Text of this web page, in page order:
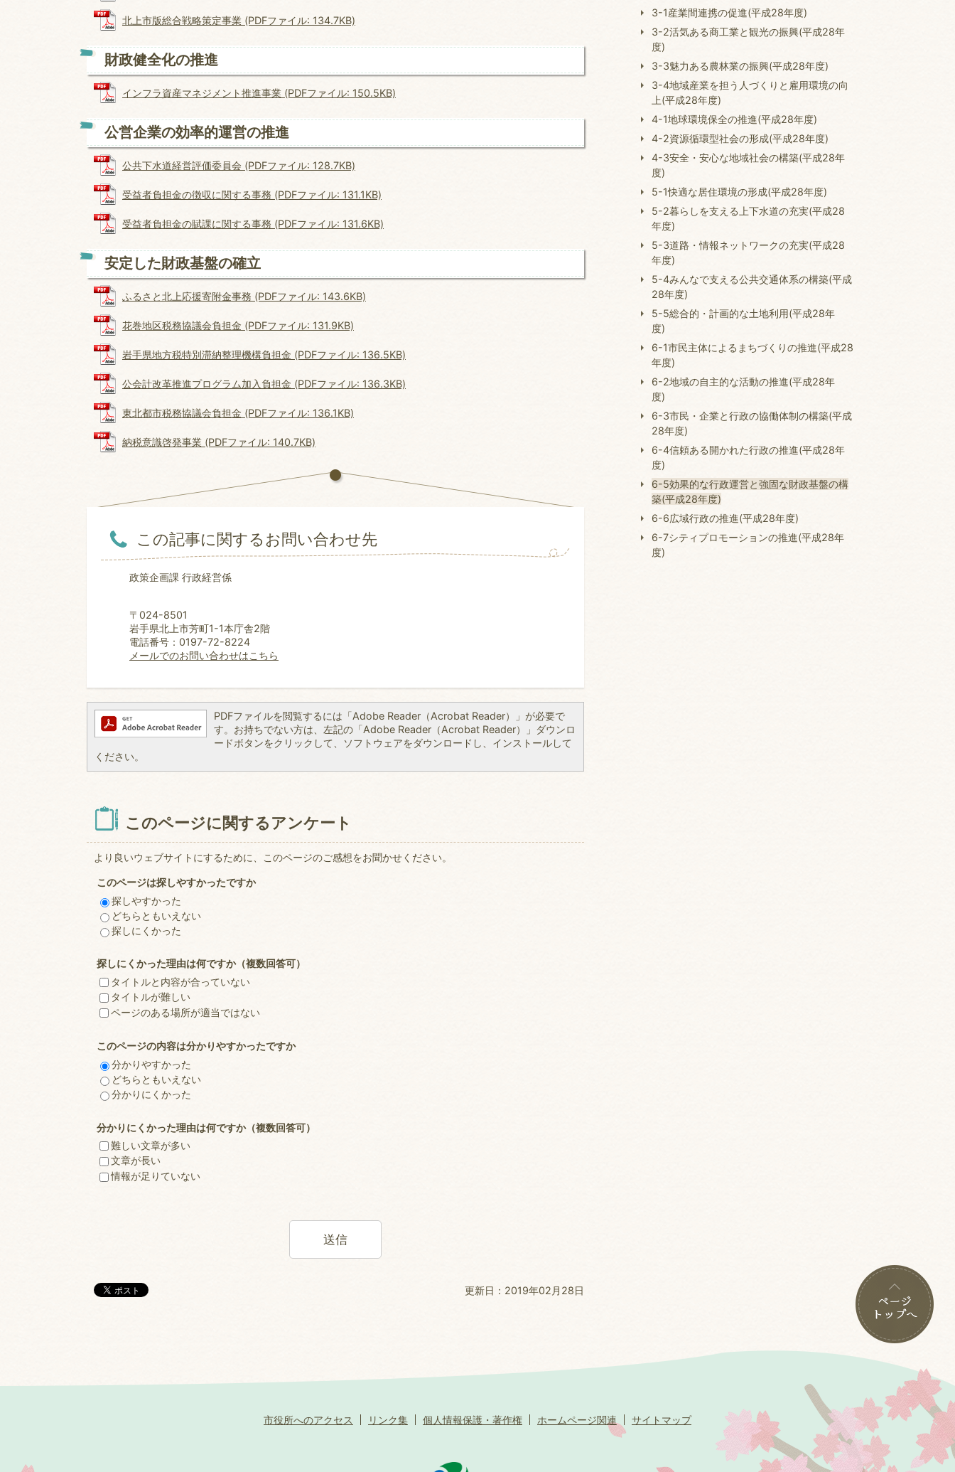
北上市版総合戦略策定事業 (PDFファイル: 134.7KB)
財政健全化の推進
インフラ資産マネジメント推進事業 (PDFファイル: 150.5KB)
公営企業の効率的運営の推進
公共下水道経営評価委員会 (PDFファイル: 128.7KB)
受益者負担金の徴収に関する事務 (PDFファイル: 131.1KB)
受益者負担金の賦課に関する事務 (PDFファイル: 131.6KB)
安定した財政基盤の確立
ふるさと北上応援寄附金事務 (PDFファイル: 143.6KB)
花巻地区税務協議会負担金 (PDFファイル: 131.9KB)
岩手県地方税特別滞納整理機構負担金 (PDFファイル: 136.5KB)
公会計改革推進プログラム加入負担金 (PDFファイル: 136.3KB)
東北都市税務協議会負担金 (PDFファイル: 136.1KB)
納税意識啓発事業 (PDFファイル: 140.7KB)
この記事に関するお問い合わせ先
政策企画課 行政経営係
〒024-8501
岩手県北上市芳町1-1本庁舎2階
電話番号：0197-72-8224
メールでのお問い合わせはこちら
PDFファイルを閲覧するには「Adobe Reader（Acrobat Reader）」が必要で
す。お持ちでない方は、左記の「Adobe Reader（Acrobat Reader）」ダウンロ
ードボタンをクリックして、ソフトウェアをダウンロードし、インストールして
ください。
このページに関するアンケート
より良いウェブサイトにするために、このページのご感想をお聞かせください。
このページは探しやすかったですか
探しやすかった
どちらともいえない
探しにくかった
探しにくかった理由は何ですか（複数回答可）
タイトルと内容が合っていない
タイトルが難しい
ページのある場所が適当ではない
このページの内容は分かりやすかったですか
分かりやすかった
どちらともいえない
分かりにくかった
分かりにくかった理由は何ですか（複数回答可）
難しい文章が多い
文章が長い
情報が足りていない
更新日：2019年02月28日
3-1産業間連携の促進(平成28年度)
3-2活気ある商工業と観光の振興(平成28年
度)
3-3魅力ある農林業の振興(平成28年度)
3-4地域産業を担う人づくりと雇用環境の向
上(平成28年度)
4-1地球環境保全の推進(平成28年度)
4-2資源循環型社会の形成(平成28年度)
4-3安全・安心な地域社会の構築(平成28年
度)
5-1快適な居住環境の形成(平成28年度)
5-2暮らしを支える上下水道の充実(平成28
年度)
5-3道路・情報ネットワークの充実(平成28
年度)
5-4みんなで支える公共交通体系の構築(平成
28年度)
5-5総合的・計画的な土地利用(平成28年
度)
6-1市民主体によるまちづくりの推進(平成28
年度)
6-2地域の自主的な活動の推進(平成28年
度)
6-3市民・企業と行政の協働体制の構築(平成
28年度)
6-4信頼ある開かれた行政の推進(平成28年
度)
6-5効果的な行政運営と強固な財政基盤の構
築(平成28年度)
6-6広域行政の推進(平成28年度)
6-7シティプロモーションの推進(平成28年
度)
市役所へのアクセス リンク集 個人情報保護・著作権 ホームページ関連 サイトマップ